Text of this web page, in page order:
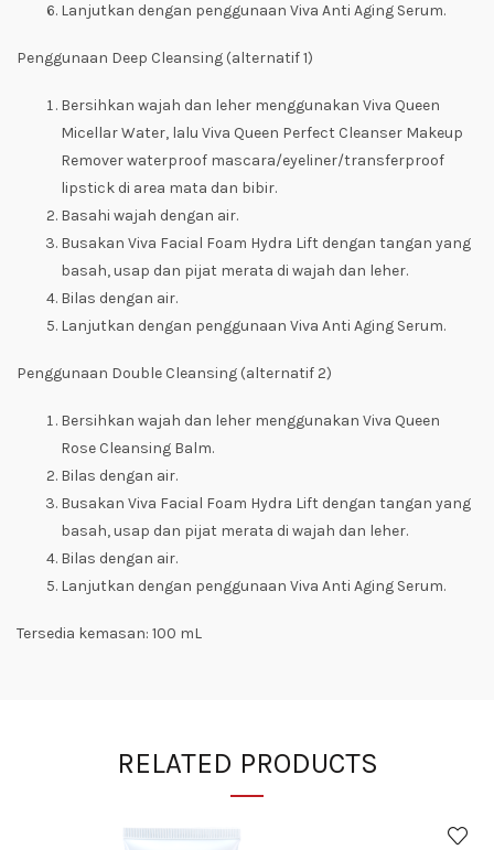
Lanjutkan dengan penggunaan Viva Anti Aging Serum.
Penggunaan Deep Cleansing (alternatif 1)
Bersihkan wajah dan leher menggunakan Viva Queen
Micellar Water, lalu Viva Queen Perfect Cleanser Makeup
Removerwaterproof mascara/eyeliner/transferproof
lipstick di area mata dan bibir.
Basahi wajah dengan air.
Busakan Viva Facial Foam Hydra Lift dengan tangan yang
basah, usap dan pijat merata di wajah dan leher.
Bilas dengan air.
Lanjutkan dengan penggunaan Viva Anti Aging Serum.
Penggunaan Double Cleansing (alternatif 2)
Bersihkan wajah dan leher menggunakan Viva Queen
Rose Cleansing Balm.
Bilas dengan air.
Busakan Viva Facial Foam Hydra Lift dengan tangan yang
basah, usap dan pijat merata di wajah dan leher.
Bilas dengan air.
Lanjutkan dengan penggunaan Viva Anti Aging Serum.
Tersedia kemasan: 100 mL
RELATED PRODUCTS